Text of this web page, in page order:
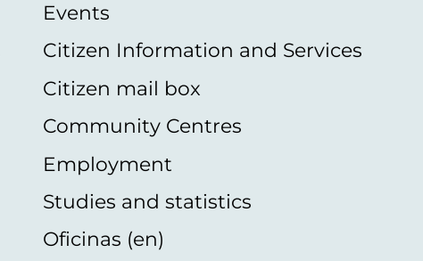
Events
Citizen Information and Services
Citizen mail box
Community Centres
Employment
Studies and statistics
Oficinas (en)